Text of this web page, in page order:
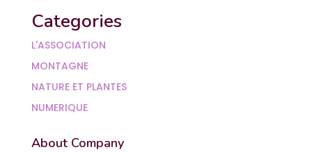
Categories
L'ASSOCIATION
MONTAGNE
NATURE ET PLANTES
NUMERIQUE
About Company